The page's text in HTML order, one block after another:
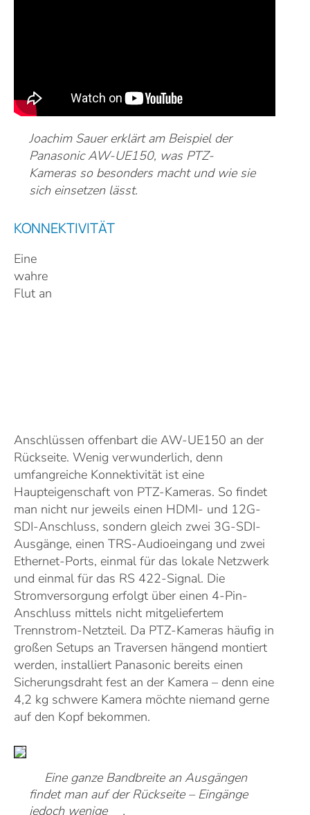
Joachim Sauer erklärt am Beispiel der
Panasonic AW-UE150, was PTZ-
Kameras so besonders macht und wie sie
sich einsetzen lässt.
KONNEKTIVITÄT
Eine
wahre
Flut an
Anschlüssen offenbart die AW-UE150 an der
Rückseite. Wenig verwunderlich, denn
umfangreiche Konnektivität ist eine
Haupteigenschaft von PTZ-Kameras. So findet
man nicht nur jeweils einen HDMI- und 12G-
SDI-Anschluss, sondern gleich zwei 3G-SDI-
Ausgänge, einen TRS-Audioeingang und zwei
Ethernet-Ports, einmal für das lokale Netzwerk
und einmal für das RS 422-Signal. Die
Stromversorgung erfolgt über einen 4-Pin-
Anschluss mittels nicht mitgeliefertem
Trennstrom-Netzteil. Da PTZ-Kameras häufig in
großen Setups an Traversen hängend montiert
werden, installiert Panasonic bereits einen
Sicherungsdraht fest an der Kamera – denn eine
4,2 kg schwere Kamera möchte niemand gerne
auf den Kopf bekommen.
Eine ganze Bandbreite an Ausgängen
findet man auf der Rückseite – Eingänge
jedoch wenige
.